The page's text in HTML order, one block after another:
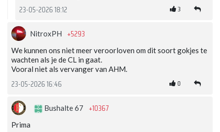
23-05-2026 18:12 3
NitroxPH +5293
We kunnen ons niet meer veroorloven om dit soort gokjes te
wachten als je de CL in gaat.
Vooral niet als vervanger van AHM.
23-05-2026 16:46 0
Bushalte 67 +10367
Prima